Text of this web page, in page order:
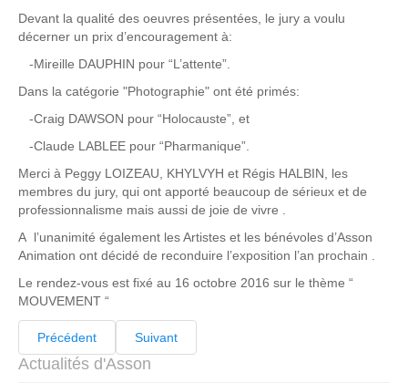
Devant la qualité des oeuvres présentées, le jury a voulu
décerner un prix d’encouragement à:
-Mireille DAUPHIN pour “L’attente”.
Dans la catégorie "Photographie" ont été primés:
-Craig DAWSON pour “Holocauste”, et
-Claude LABLEE pour “Pharmanique”.
Merci à Peggy LOIZEAU, KHYLVYH et Régis HALBIN, les
membres du jury, qui ont apporté beaucoup de sérieux et de
professionnalisme mais aussi de joie de vivre .
A l’unanimité également les Artistes et les bénévoles d’Asson
Animation ont décidé de reconduire l’exposition l’an prochain .
Le rendez-vous est fixé au 16 octobre 2016 sur le thème “
MOUVEMENT “
Précédent Suivant
Actualités d'Asson